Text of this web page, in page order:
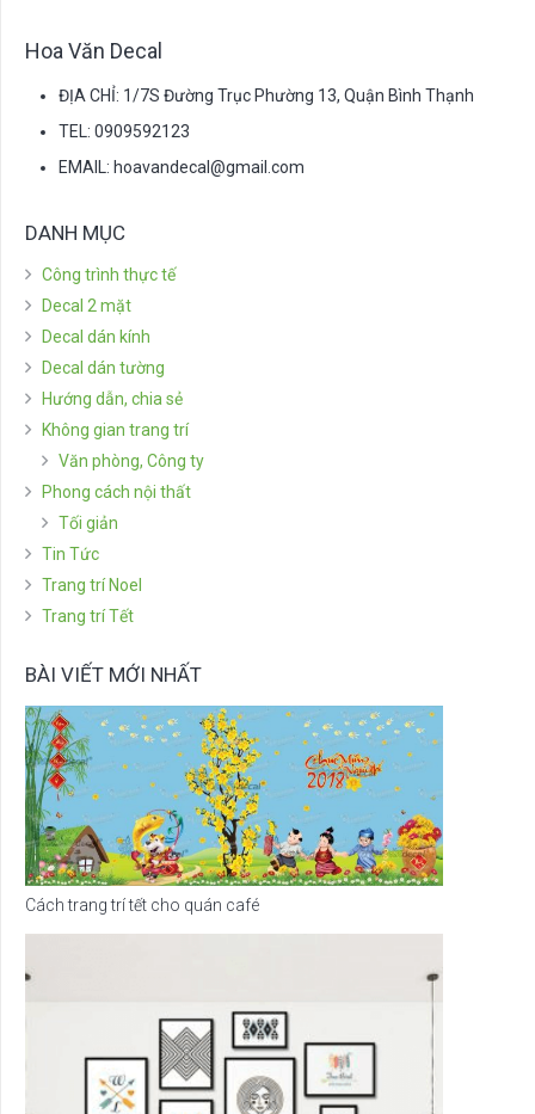
Hoa Văn Decal
ĐỊA CHỈ: 1/7S Đường Trục Phường 13, Quận Bình Thạnh
TEL: 0909592123
EMAIL: hoavandecal@gmail.com
DANH MỤC
Công trình thực tế
Decal 2 mặt
Decal dán kính
Decal dán tường
Hướng dẫn, chia sẻ
Không gian trang trí
Văn phòng, Công ty
Phong cách nội thất
Tối giản
Tin Tức
Trang trí Noel
Trang trí Tết
BÀI VIẾT MỚI NHẤT
Cách trang trí tết cho quán café